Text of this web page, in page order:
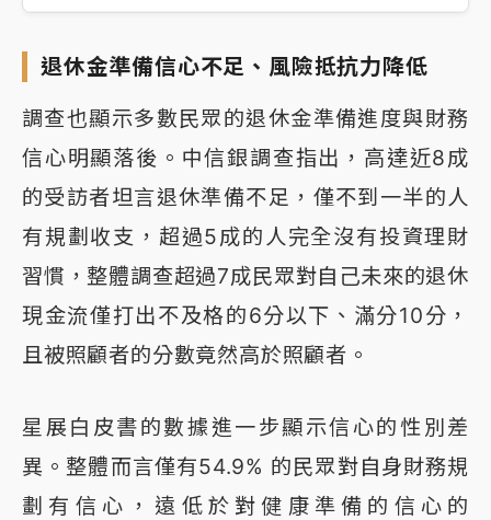
退休金準備信心不足、風險抵抗力降低
調查也顯示多數民眾的退休金準備進度與財務
信心明顯落後。中信銀調查指出，高達近8成
的受訪者坦言退休準備不足，僅不到一半的人
有規劃收支，超過5成的人完全沒有投資理財
習慣，整體調查超過7成民眾對自己未來的退休
現金流僅打出不及格的6分以下、滿分10分，
且被照顧者的分數竟然高於照顧者。
星展白皮書的數據進一步顯示信心的性別差
異。整體而言僅有54.9% 的民眾對自身財務規
劃有信心，遠低於對健康準備的信心的